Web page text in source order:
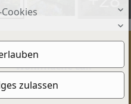
Wohnfläche ca.:
631 m²